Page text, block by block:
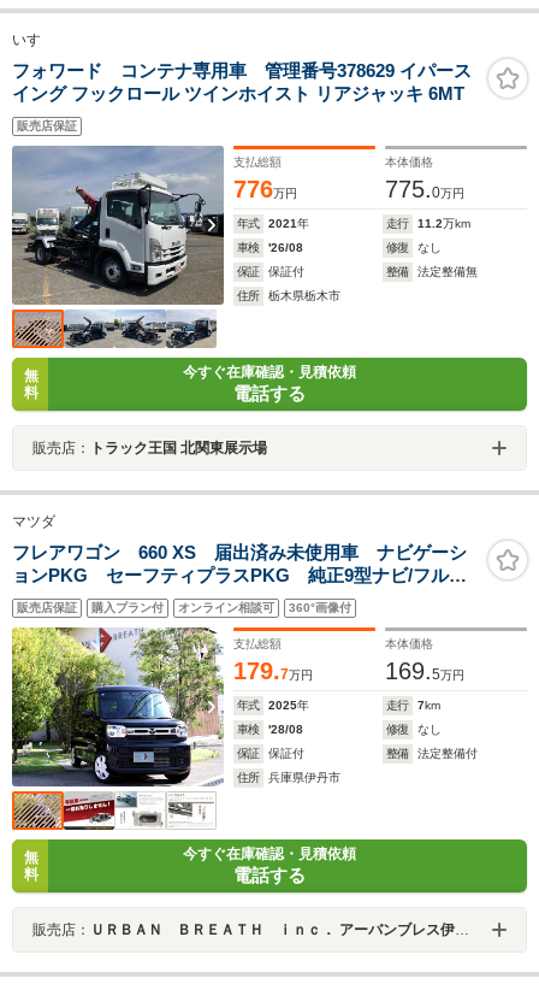
いすゞ
フォワード コンテナ専用車 管理番号378629 イパース
イング フックロール ツインホイスト リアジャッキ 6MT
販売店保証
支払総額
776万円
本体価格
775.0万円
年式 2021年 走行 11.2万km
車検
'26/08 修復
なし
保証
保証付 整備
法定整備無
住所
栃木県栃木市
無
料
今すぐ在庫確認・見積依頼
電話する
販売店： トラック王国 北関東展示場
マツダ
フレアワゴン 660 XS 届出済み未使用車 ナビゲーシ
ョンPKG セーフティプラスPKG 純正9型ナビ/フルセ
グ アラウンドビュー B/S/Fカメラ 全車速ACC 衝突
軽減ブレーキ レーンキーピング 障害物センサー 両
側パワースライドドア
販売店保証 購入プラン付 オンライン相談可 360°画像付
支払総額
179.7万円
本体価格
169.5万円
年式 2025年 走行 7km
車検
'28/08 修復
なし
保証
保証付 整備
法定整備付
住所
兵庫県伊丹市
無
料
今すぐ在庫確認・見積依頼
電話する
販売店： ＵＲＢＡＮ ＢＲＥＡＴＨ ｉｎｃ． アーバンブレス伊丹店